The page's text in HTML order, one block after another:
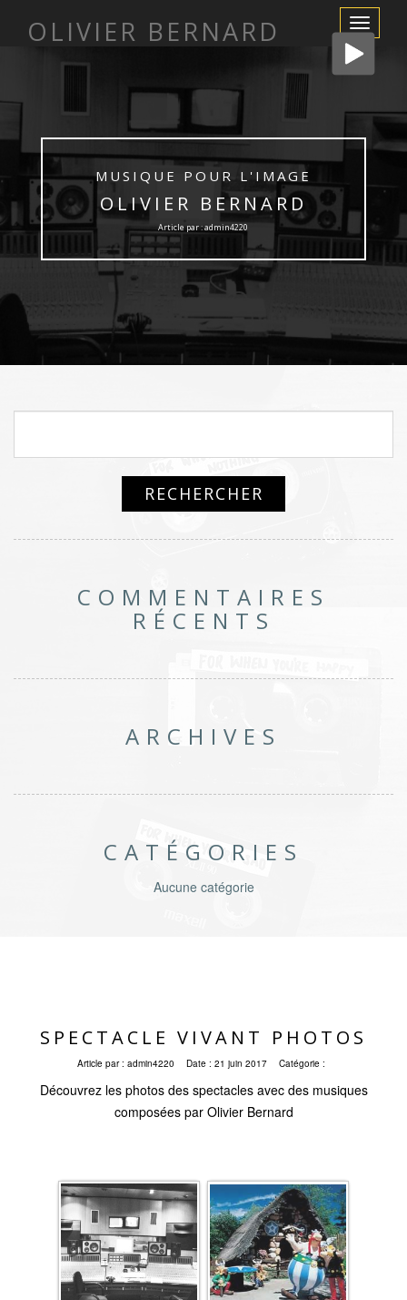
Afficher/
la
navigation
OLIVIER BERNARD
MUSIQUE POUR L'IMAGE
OLIVIER BERNARD
Article par : admin4220
COMMENTAIRES
RÉCENTS
ARCHIVES
CATÉGORIES
Aucune catégorie
SPECTACLE VIVANT PHOTOS
Article par : admin4220 Date : 21 juin 2017 Catégorie :
Découvrez les photos des spectacles avec des musiques
composées par Olivier Bernard